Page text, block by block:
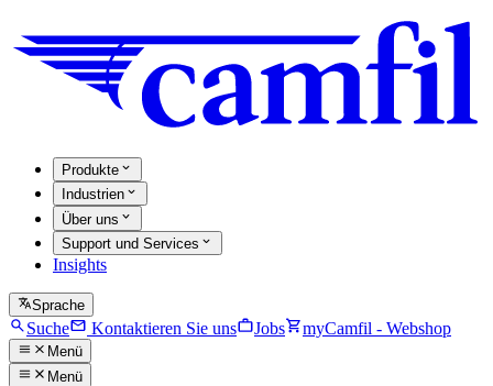
Produkte
Industrien
Über uns
Support und Services
Insights
Sprache
Suche Kontaktieren Sie uns Jobs myCamfil - Webshop
Menü
Menü